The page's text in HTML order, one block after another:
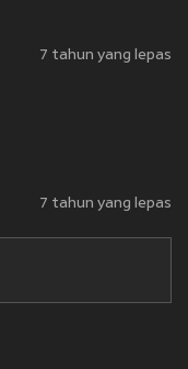
7 tahun yang lepas
7 tahun yang lepas